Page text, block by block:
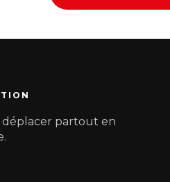
déplacer partout en